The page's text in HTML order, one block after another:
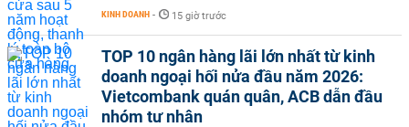
KINH DOANH - 15 giờ trước
TOP 10 ngân hàng lãi lớn nhất từ kinh
doanh ngoại hối nửa đầu năm 2026:
Vietcombank quán quân, ACB dẫn đầu
nhóm tư nhân